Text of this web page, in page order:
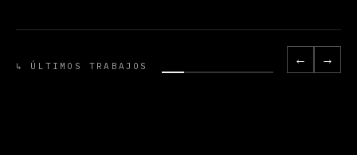
↳ ÚLTIMOS TRABAJOS ← →